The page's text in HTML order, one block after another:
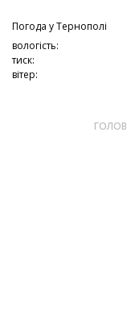
Погода уТернополі
вологість:
тиск:
вітер: